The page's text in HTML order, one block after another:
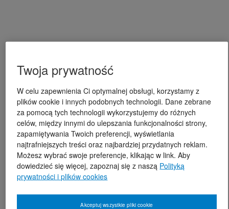
Twoja prywatność
W celu zapewnienia Ci optymalnej obsługi, korzystamy z
plików cookie i innych podobnych technologii. Dane zebrane
za pomocą tych technologii wykorzystujemy do różnych
celów, między innymi do ulepszania funkcjonalności strony,
zapamiętywania Twoich preferencji, wyświetlania
najtrafniejszych treści oraz najbardziej przydatnych reklam.
Możesz wybrać swoje preferencje, klikając w link. Aby
dowiedzieć się więcej, zapoznaj się z naszą Polityką
prywatności i plików cookies
Akceptuj wszystkie pliki cookie